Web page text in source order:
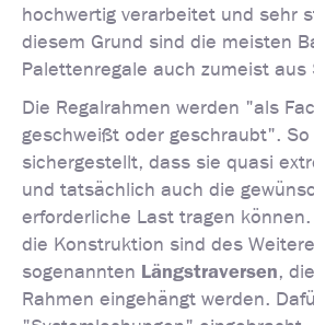
hochwertig verarbeitet und sehr
diesem Grund sind die meisten
Palettenregale auch zumeist aus
Die Regalrahmen werden "als
geschweißt oder geschraubt". So
sichergestellt, dass sie quasi
und tatsächlich auch die
erforderliche Last tragen
die Konstruktion sind des
sogenannten Längstraversen,
Rahmen eingehängt werden.